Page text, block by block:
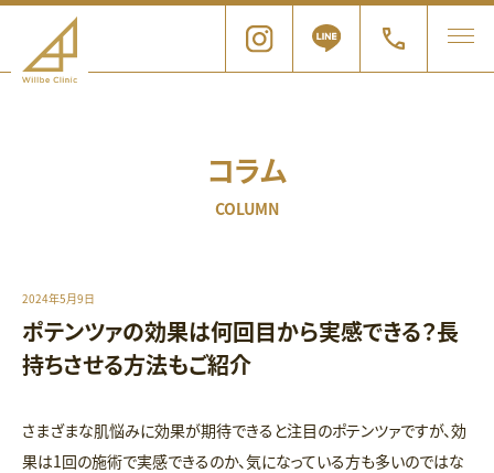
コラム
COLUMN
2024年5月9日
ポテンツァの効果は何回目から実感できる？長
持ちさせる方法もご紹介
さまざまな肌悩みに効果が期待できると注目のポテンツァですが、効
果は1回の施術で実感できるのか、気になっている方も多いのではな